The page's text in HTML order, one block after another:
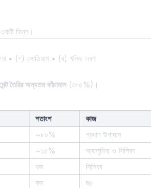
ভিন্ন।
• (গ) সোডিয়াম • (ঘ) খনিজ লবণ
তৈরির অন্যতম কাঁচামাল(৩-৫%)।
শতাংশ
কাজ
~৮০%
প্রধান উপাদান
~১৫%
অ্যালুমিনা ও সিলিকা
কম
সিলিকা
কম
রঙ